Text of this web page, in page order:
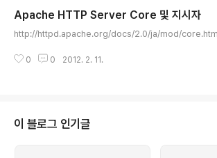
션에 포함된 지시어는 test 로 지정하는 모듈이 설치되어있
니다. 만약 test 가 포함되어 있지 않으면 시작과 끝 사이에있
Apache HTTP Server Core 및 지시자
http://httpd.apache.org/docs/2.0/ja/mod/
0 0 2012. 2. 11.
이 블로그 인기글